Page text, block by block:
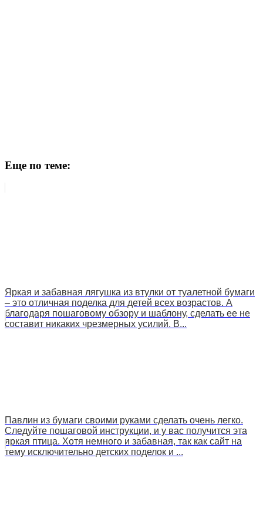
Еще по теме:
Яркая и забавная лягушка из втулки от туалетной бумаги
– это отличная поделка для детей всех возрастов. А
благодаря пошаговому обзору и шаблону, сделать ее не
составит никаких чрезмерных усилий. В...
Павлин из бумаги своими руками сделать очень легко.
Следуйте пошаговой инструкции, и у вас получится эта
яркая птица. Хотя немного и забавная, так как сайт на
тему исключительно детских поделок и ...